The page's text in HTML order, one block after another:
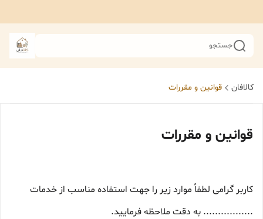
جستجو
کالافان قوانین و مقررات
قوانین و مقررات
کاربر گرامی لطفاً موارد زیر را جهت استفاده مناسب از خدمات
................. به دقت ملاحظه فرمایید.